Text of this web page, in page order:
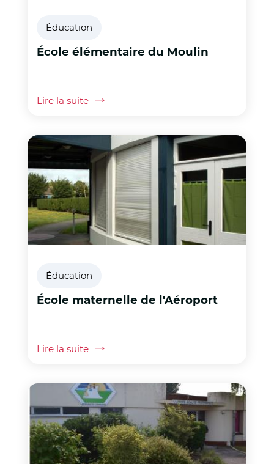
Éducation
École élémentaire du Moulin
Lire la suite
Éducation
École maternelle de l'Aéroport
Lire la suite